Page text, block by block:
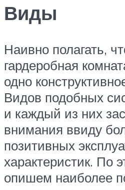
Виды
Наивно полагать,
гардеробная
одно
Видов подобных
и каждый из них
внимания ввиду
позитивных
характеристик. По
опишем наиболее